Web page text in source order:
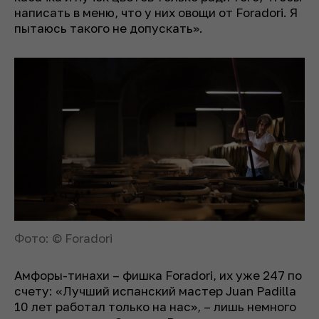
написать в меню, что у них овощи от Foradori. Я
пытаюсь такого не допускать».
Фото: © Foradori
Амфоры-тинахи – фишка Foradori, их уже 247 по
счету: «Лучший испанский мастер Juan Padilla
10 лет работал только на нас», – лишь немного